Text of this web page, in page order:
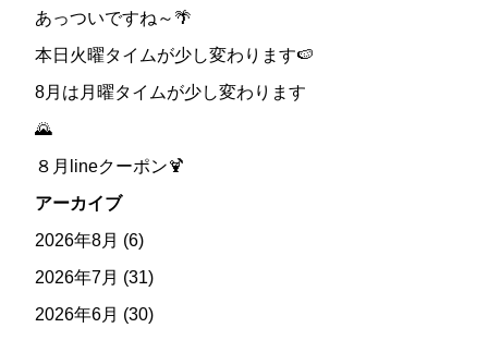
あっついですね～🌴
本日火曜タイムが少し変わります🍉
8月は月曜タイムが少し変わります
🌄
８月lineクーポン🍹
アーカイブ
2026年8月 (6)
2026年7月 (31)
2026年6月 (30)